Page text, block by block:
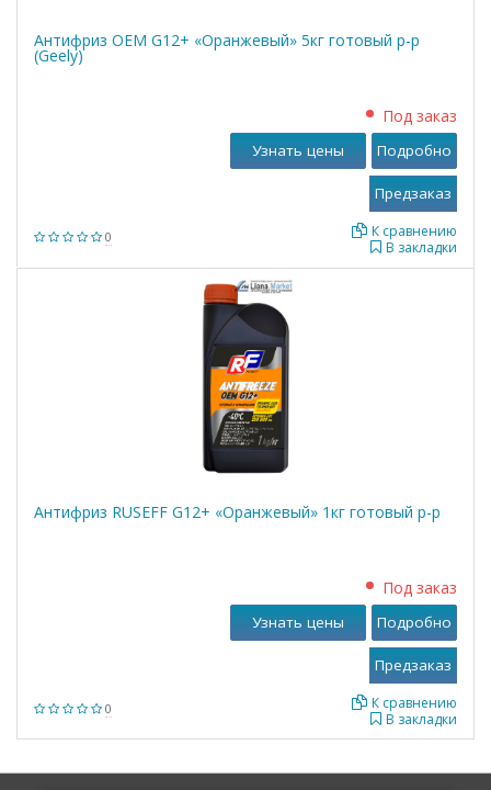
Антифриз OEM G12+ «Оранжевый» 5кг готовый р-р
(Geely)
0
Под заказ
В закладки
К сравнению
Узнать цены Подробно
Антифриз RUSEFF G12+ «Оранжевый» 1кг готовый р-р
0
Под заказ
В закладки
К сравнению
Узнать цены Подробно